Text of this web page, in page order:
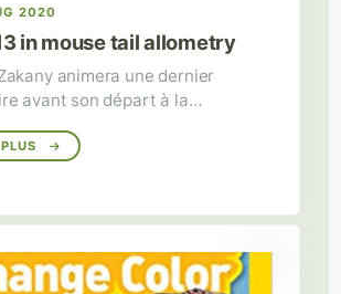
2020
in mouse tail allometry
animera une dernier
avant son départ à la
A300 (Sciences II).